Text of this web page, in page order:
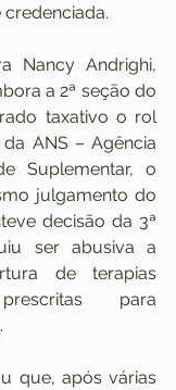
Nancy Andrighi,
a 2ª seção do
taxativo o rol
ANS – Agência
Suplementar, o
julgamento do
decisão da 3ª
ser abusiva a
de terapias
para
que, após várias